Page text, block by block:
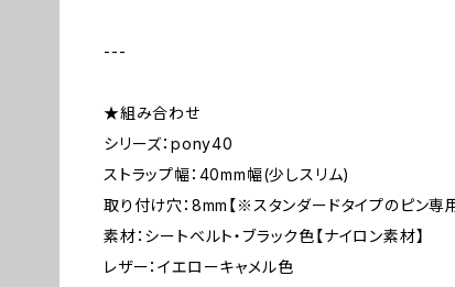
---
★組み合わせ
シリーズ：pony40
ストラップ幅：40mm幅(少しスリム)
取り付け穴：8mm【※スタンダードタイプのピン専用
素材：シートベルト・ブラック色【ナイロン素材】
レザー：イエローキャメル色